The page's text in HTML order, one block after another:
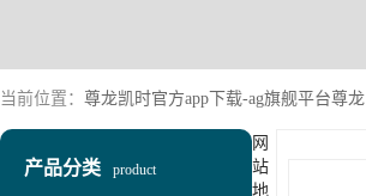
当前位置： 尊龙凯时官方app下载-ag旗舰平台尊龙
产品分类 product
网
站
地